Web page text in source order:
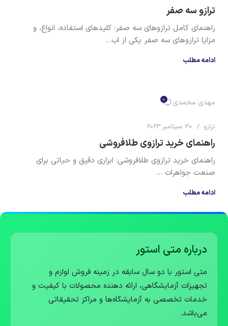
ترازو سه صفر
راهنمای کامل ترازوهای سه صفر: کلیدهای استفاده، انواع، و
مزایا ترازوهای سه صفر یکی از اب...
ادامه مطلب
مهدی محمدی 0
ترازو 30 سپتامبر 2023
راهنمای خرید ترازوی طلافروشی
راهنمای خرید ترازوی طلافروشی: ابزاری دقیق و حیاتی برای
صنعت جواهرات ...
ادامه مطلب
درباره متی استور
متی استور با دو سال سابقه در زمینه فروش لوازم و
تجهیزات آزمایشگاهی، ارائه دهنده محصولات با کیفیت و
خدمات تخصصی به آزمایشگاه‌ها و مراکز تحقیقاتی
می‌باشد.